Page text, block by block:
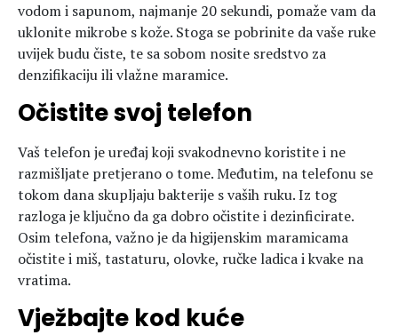
vodom i sapunom, najmanje 20 sekundi, pomaže vam da
uklonite mikrobe s kože. Stoga se pobrinite da vaše ruke
uvijek budu čiste, te sa sobom nosite sredstvo za
denzifikaciju ili vlažne maramice.
Očistite svoj telefon
Vaš telefon je uređaj koji svakodnevno koristite i ne
razmišljate pretjerano o tome. Međutim, na telefonu se
tokom dana skupljaju bakterije s vaših ruku. Iz tog
razloga je ključno da ga dobro očistite i dezinficirate.
Osim telefona, važno je da higijenskim maramicama
očistite i miš, tastaturu, olovke, ručke ladica i kvake na
vratima.
Vježbajte kod kuće